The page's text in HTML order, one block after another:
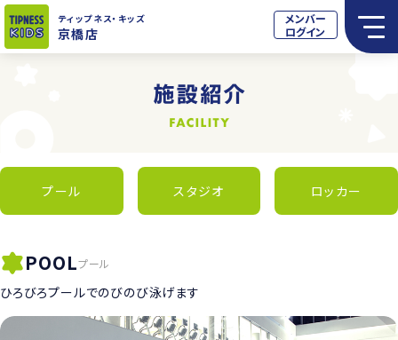
ティップネス・キッズ
京橋店
メンバー
ログイン
プール スタジオ ロッカー
POOLプール
ひろびろプールでのびのび泳げます